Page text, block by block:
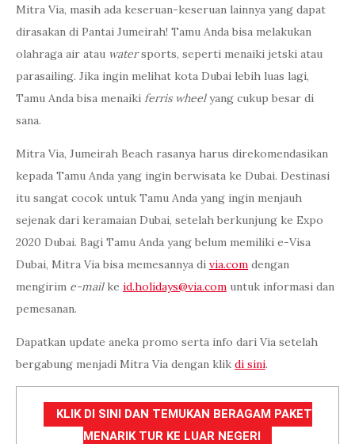
Mitra Via, masih ada keseruan-keseruan lainnya yang dapat
dirasakan di Pantai Jumeirah! Tamu Anda bisa melakukan
olahraga air atau watersports, seperti menaiki jetski atau
parasailing. Jika ingin melihat kota Dubai lebih luas lagi,
Tamu Anda bisa menaiki ferris wheelyang cukup besar di
sana.
Mitra Via, Jumeirah Beach rasanya harus direkomendasikan
kepada Tamu Anda yang ingin berwisata ke Dubai. Destinasi
itu sangat cocok untuk Tamu Anda yang ingin menjauh
sejenak dari keramaian Dubai, setelah berkunjung ke Expo
2020 Dubai. Bagi Tamu Anda yang belum memiliki e-Visa
Dubai, Mitra Via bisa memesannya di via.com dengan
mengirim e-mailke id.holidays@via.com untuk informasi dan
pemesanan.
Dapatkan update aneka promo serta info dari Via setelah
bergabung menjadi Mitra Via dengan klik di sini.
KLIK DI SINI DAN TEMUKAN BERAGAM PAKET
MENARIK TUR KE LUAR NEGERI